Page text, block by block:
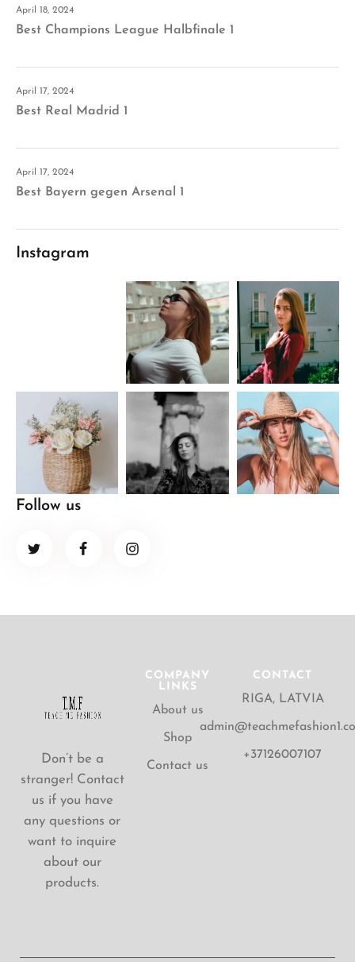
April 18, 2024
Best Champions League Halbfinale 1
April 17, 2024
Best Real Madrid 1
April 17, 2024
Best Bayern gegen Arsenal 1
Instagram
Follow us
Don’t be a
stranger! Contact
us if you have
any questions or
want to inquire
about our
products.
COMPANY
LINKS
About us
Shop
Contact us
CONTACT
RIGA, LATVIA
+37126007107